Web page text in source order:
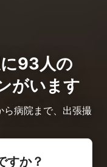
93人の
がいます
ら病院まで、出張撮
すか？